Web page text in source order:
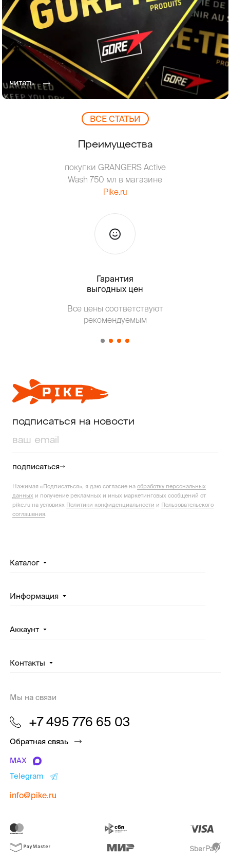
читать
ВCЕ СТАТЬИ
Преимущества
покупки GRANGERS Active
Wash 750 мл в магазине
Pike.ru
Гарантия
выгодных цен
Все цены соответствуют
рекомендуемым
подписаться на новости
подписаться
Нажимая «Подписаться», я даю согласие на обработку персональных
данных и получение рекламных и иных маркетинговых сообщений от
pike.ru на условиях Политики конфиденциальности и Пользовательского
соглашения
Каталог
Информация
Аккаунт
Контакты
Мы на связи
+7 495 776 65 03
Обратная связь
MAX
Telegram
info@pike.ru